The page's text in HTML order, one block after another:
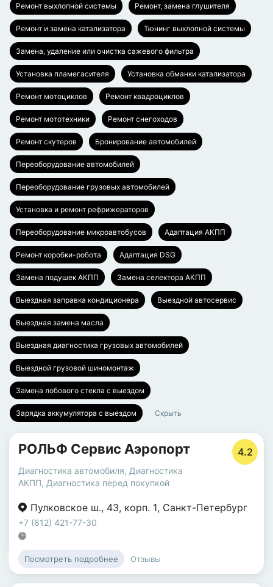
Ремонт выхлопной системы Ремонт, замена глушителя
Ремонт и замена катализатора Тюнинг выхлопной системы
Замена, удаление или очистка сажевого фильтра
Установка пламегасителя Установка обманки катализатора
Ремонт мотоциклов Ремонт квадроциклов
Ремонт мототехники Ремонт снегоходов
Ремонт скутеров Бронирование автомобилей
Переоборудование автомобилей
Переоборудование грузовых автомобилей
Установка и ремонт рефрижераторов
Переоборудование микроавтобусов Адаптация АКПП
Ремонт коробки-робота Адаптация DSG
Замена подушек АКПП Замена селектора АКПП
Выездная заправка кондиционера Выездной автосервис
Выездная замена масла
Выездная диагностика грузовых автомобилей
Выездной грузовой шиномонтаж
Замена лобового стекла с выездом
Зарядка аккумулятора с выездом Скрыть
РОЛЬФ Сервис Аэропорт 4.2
Диагностика автомобиля, Диагностика
АКПП, Диагностика перед покупкой
Пулковское ш., 43, корп. 1, Санкт-Петербург
+7 (812) 421-77-30
Посмотреть подробнее Отзывы